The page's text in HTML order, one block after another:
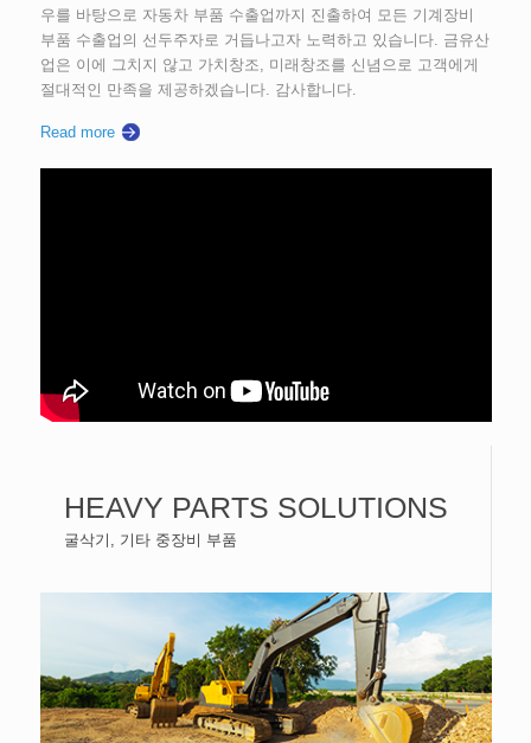
우를 바탕으로 자동차 부품 수출업까지 진출하여 모든 기계장비
부품 수출업의 선두주자로 거듭나고자 노력하고 있습니다. 금유산
업은 이에 그치지 않고 가치창조, 미래창조를 신념으로 고객에게
절대적인 만족을 제공하겠습니다. 감사합니다.
Read more
HEAVY PARTS SOLUTIONS
굴삭기, 기타 중장비 부품